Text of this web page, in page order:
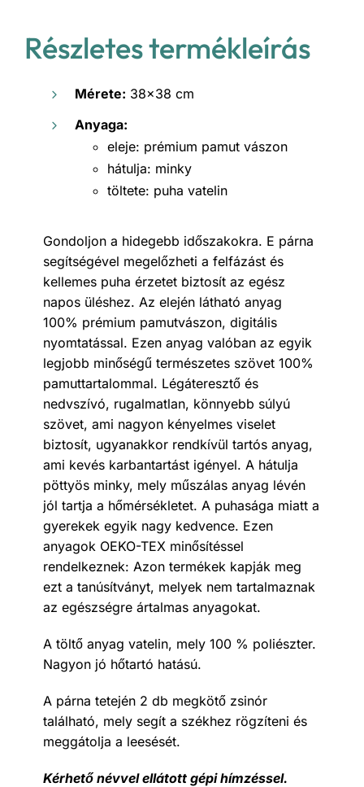
Részletes termékleírás
Mérete: 38×38 cm
Anyaga:
eleje: prémium pamut vászon
hátulja: minky
töltete: puha vatelin
Gondoljon a hidegebb időszakokra. E párna
segítségével megelőzheti a felfázást és
kellemes puha érzetet biztosít az egész
napos üléshez. Az elején látható anyag
100% prémium pamutvászon, digitális
nyomtatással. Ezen anyag valóban az egyik
legjobb minőségű természetes szövet 100%
pamuttartalommal. Légáteresztő és
nedvszívó, rugalmatlan, könnyebb súlyú
szövet, ami nagyon kényelmes viselet
biztosít, ugyanakkor rendkívül tartós anyag,
ami kevés karbantartást igényel. A hátulja
pöttyös minky, mely műszálas anyag lévén
jól tartja a hőmérsékletet. A puhasága miatt a
gyerekek egyik nagy kedvence. Ezen
anyagok OEKO-TEX minősítéssel
rendelkeznek: Azon termékek kapják meg
ezt a tanúsítványt, melyek nem tartalmaznak
az egészségre ártalmas anyagokat.
A töltő anyag vatelin, mely 100 % poliészter.
Nagyon jó hőtartó hatású.
A párna tetején 2 db megkötő zsinór
található, mely segít a székhez rögzíteni és
meggátolja a leesését.
Kérhető névvel ellátott gépi hímzéssel.